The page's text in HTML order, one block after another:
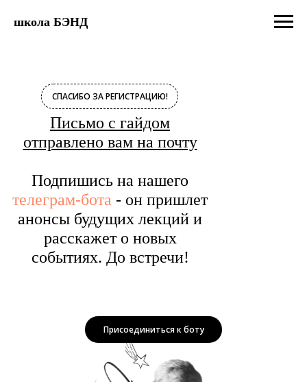
школа БЭНД
Письмо с гайдом
отправлено вам на почту
Подпишись на нашего
телеграм-бота - он пришлет
анонсы будущих лекций и
расскажет о новых
событиях. До встречи!
СПАСИБО ЗА РЕГИСТРАЦИЮ!
Присоединиться к боту